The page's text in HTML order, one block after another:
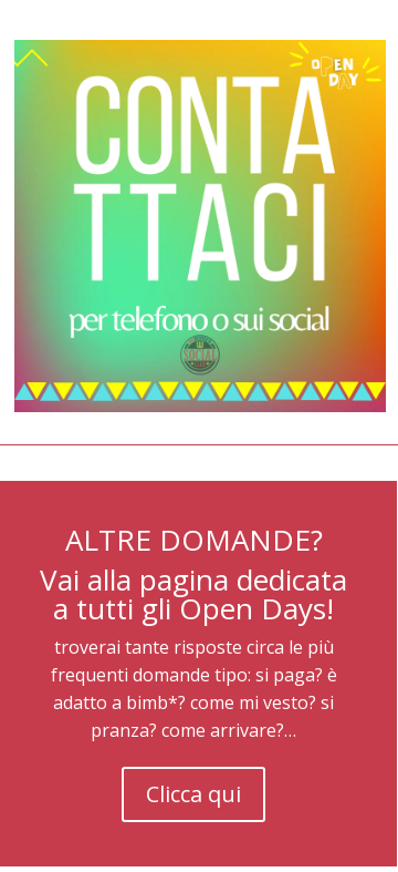
ALTRE DOMANDE?
Vai alla pagina dedicata
a tutti gli Open Days!
troverai tante risposte circa le più
frequenti domande tipo: si paga? è
adatto a bimb*? come mi vesto? si
pranza? come arrivare?…
Clicca qui